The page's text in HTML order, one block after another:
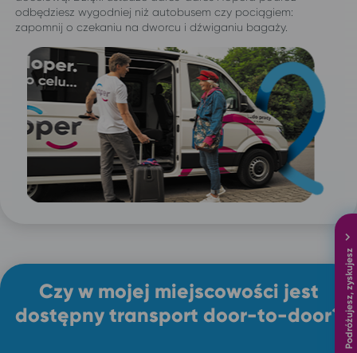
Podróżujesz, zyskujesz
odbędziesz wygodniej niż autobusem czy pociągiem:
zapomnij o czekaniu na dworcu i dźwiganiu bagaży.
Czy w mojej miejscowości jest
dostępny transport door-to-door?